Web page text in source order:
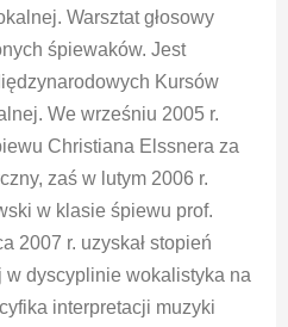
Warsztat głosowy
śpiewaków. Jest
Kursów
We wrześniu 2005 r.
Christiana Elssnera za
zaś w lutym 2006 r.
w klasie śpiewu prof.
2007 r. uzyskał stopień
w dyscyplinie wokalistyka na
interpretacji muzyki